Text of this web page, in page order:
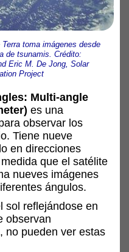
toma imágenes desde
de tsunamis. Crédito:
Eric M. De Jong, Solar
Project
Multi-angle
es una
observar los
Tiene nueve
en direcciones
que el satélite
nueves imágenes
ángulos.
sol reflejándose en
observan
no pueden ver estas